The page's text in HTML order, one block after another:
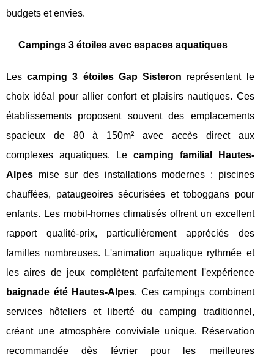
budgets et envies.
Campings 3 étoiles avec espaces aquatiques
Lescamping 3 étoiles Gap Sisteron représentent le
choix idéal pour allier confort et plaisirs nautiques. Ces
établissements proposent souvent des emplacements
spacieux de 80 à 150m² avec accès direct aux
complexes aquatiques. Le camping familial Hautes-
Alpes mise sur des installations modernes : piscines
chauffées, pataugeoires sécurisées et toboggans pour
enfants. Les mobil-homes climatisés offrent un excellent
rapport qualité-prix, particulièrement appréciés des
familles nombreuses. L'animation aquatique rythmée et
les aires de jeux complètent parfaitement l'expérience
baignade été Hautes-Alpes. Ces campings combinent
services hôteliers et liberté du camping traditionnel,
créant une atmosphère conviviale unique. Réservation
recommandée dès février pour les meilleures